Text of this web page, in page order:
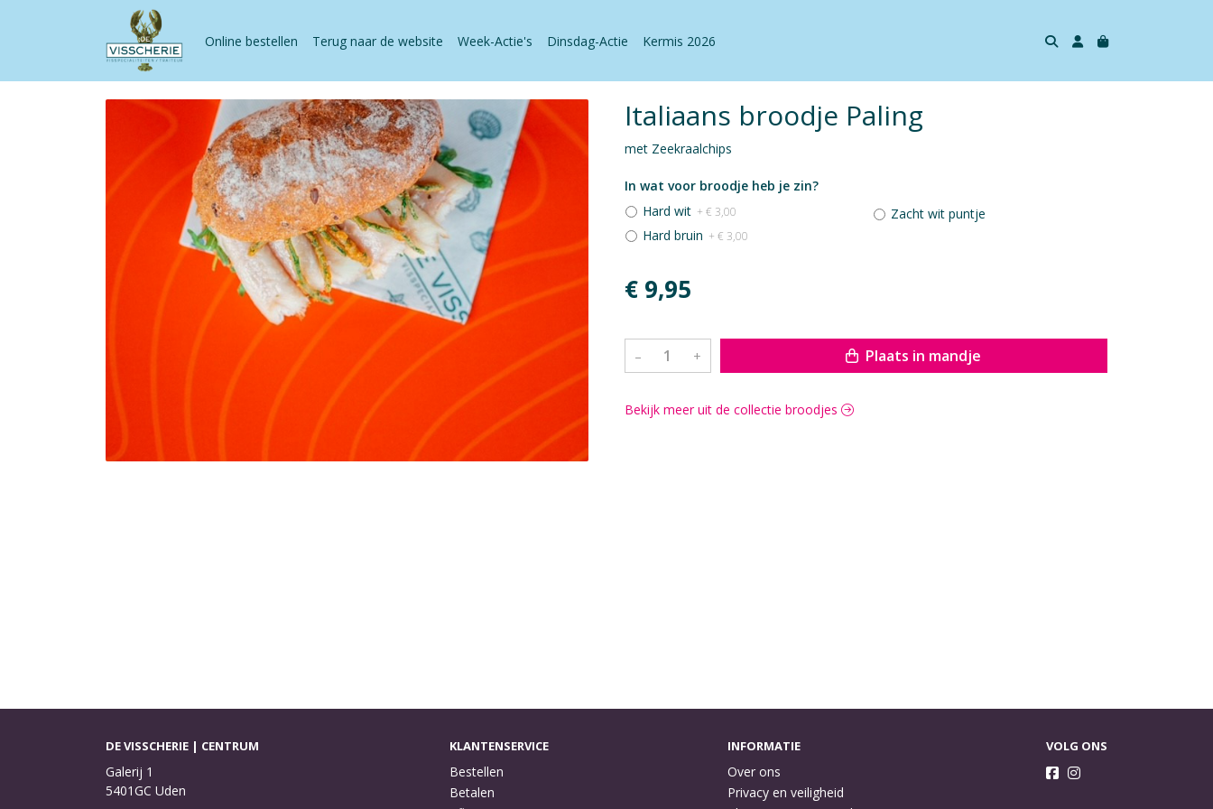
Online bestellen Terug naar de website Week-Actie's Dinsdag-Actie Kermis 2026
Italiaans broodje Paling
met Zeekraalchips
In wat voor broodje heb je zin?
Hard wit + € 3,00
Hard bruin + € 3,00
Zacht wit puntje
€ 9,95
– + Plaats in mandje
Bekijk meer uit de collectie broodjes
DE VISSCHERIE | CENTRUM
Galerij 1
5401GC Uden
KLANTENSERVICE
Bestellen
Betalen
INFORMATIE
Over ons
Privacy en veiligheid
VOLG ONS